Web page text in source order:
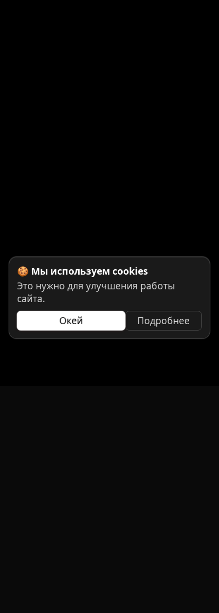
🍪 Мы используем cookies
Это нужно для улучшения работы
сайта.
Окей Подробнее